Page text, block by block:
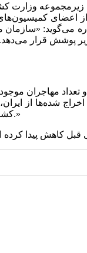
زیرمجموعه وزارت
۱۴۰۴ کمیسیونی مرکب
می‌گوید:
کشور در این‌باره می‌گوید: «تا نیمه اول سال ۲ میلیون نفر از اتباع را تعیین تکلیف می‌کنیم. هدف ما رسیدن به عدد ۳ میلیون مهاجر مجاز است.»